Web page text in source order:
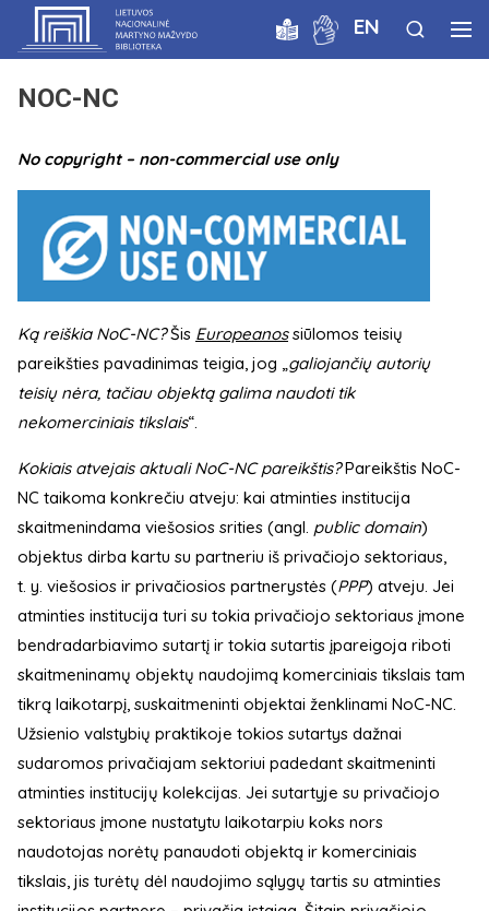
EN
NOC-NC
No copyright – non-commercial use only
Ką reiškia NoC-NC?Šis Europeanossiūlomos teisių
pareikšties pavadinimas teigia, jog „ galiojančių autorių
teisių nėra, tačiau objektą galima naudoti tik
nekomerciniais tikslais“.
Kokiais atvejais aktuali NoC-NC pareikštis?Pareikštis NoC-
NC taikoma konkrečiu atveju: kai atminties institucija
skaitmenindama viešosios srities (angl. public domain)
objektus dirba kartu su partneriu iš privačiojo sektoriaus,
t. y. viešosios ir privačiosios partnerystės (PPP) atveju. Jei
atminties institucija turi su tokia privačiojo sektoriaus įmone
bendradarbiavimo sutartį ir tokia sutartis įpareigoja riboti
skaitmeninamų objektų naudojimą komerciniais tikslais tam
tikrą laikotarpį, suskaitmeninti objektai ženklinami NoC-NC.
Užsienio valstybių praktikoje tokios sutartys dažnai
sudaromos privačiajam sektoriui padedant skaitmeninti
atminties institucijų kolekcijas. Jei sutartyje su privačiojo
sektoriaus įmone nustatytu laikotarpiu koks nors
naudotojas norėtų panaudoti objektą ir komerciniais
tikslais, jis turėtų dėl naudojimo sąlygų tartis su atminties